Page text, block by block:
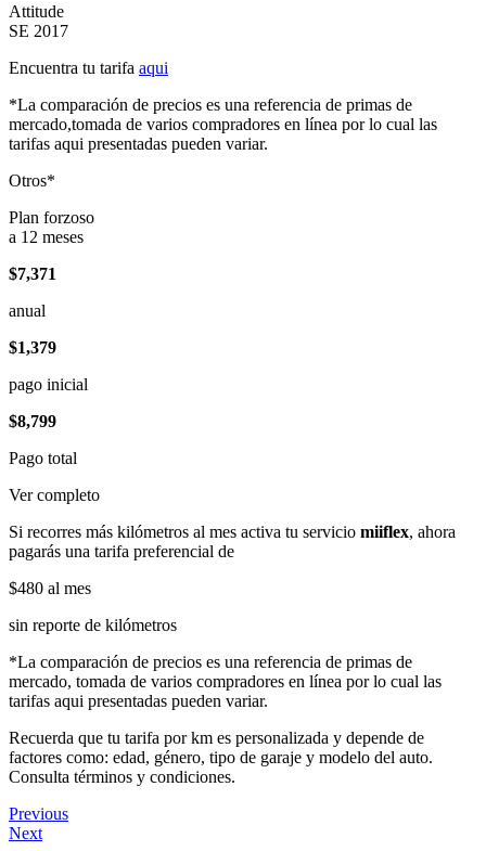
Attitude
SE 2017
Encuentra tu tarifa aqui
*La comparación de precios es una referencia de primas de
mercado,tomada de varios compradores en línea por lo cual las
tarifas aqui presentadas pueden variar.
Otros*
Plan forzoso
a 12 meses
$7,371
anual
$1,379
pago inicial
$8,799
Pago total
Ver completo
Si recorres más kilómetros al mes activa tu servicio miiflex, ahora
pagarás una tarifa preferencial de
$480 al mes
sin reporte de kilómetros
*La comparación de precios es una referencia de primas de
mercado, tomada de varios compradores en línea por lo cual las
tarifas aqui presentadas pueden variar.
Recuerda que tu tarifa por km es personalizada y depende de
factores como: edad, género, tipo de garaje y modelo del auto.
Consulta términos y condiciones.
Previous
Next